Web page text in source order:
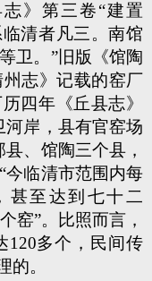
》第三卷“建置
清者凡三。南馆
卫。”旧版《馆陶
志》记载的窑厂
四年《丘县志》
河岸，县有官窑场
、馆陶三个县，
今临清市范围内每
甚至达到七十二
窑”。比照而言，
120多个，民间传
的。